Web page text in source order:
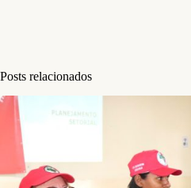
Posts relacionados